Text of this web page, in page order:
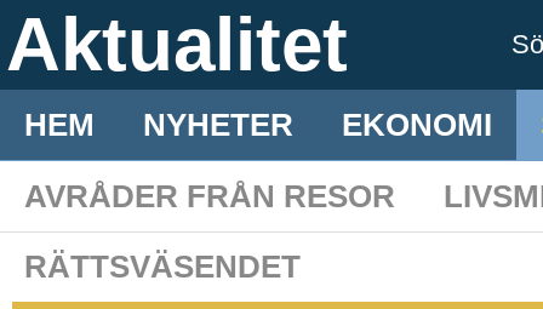
Aktualitet
HEM NYHETER EKONOMI
AVRÅDER FRÅN RESOR
RÄTTSVÄSENDET